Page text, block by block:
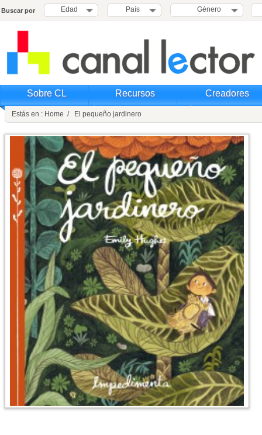
Buscar por Edad País Género
Sobre CL Recursos Creadores
Estás en : Home / El pequeño jardinero